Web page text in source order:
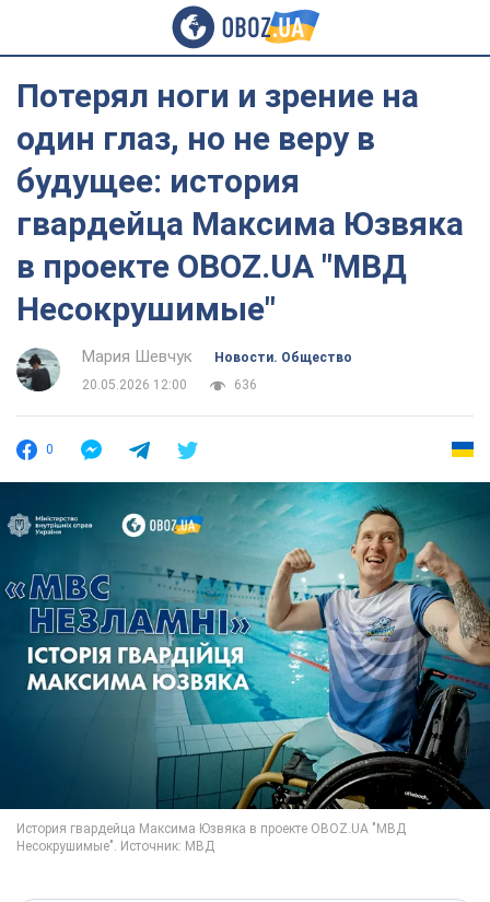
Потерял ноги и зрение на
один глаз, но не веру в
будущее: история
гвардейца Максима Юзвяка
в проекте OBOZ.UA "МВД
Несокрушимые"
Мария Шевчук
Новости. Общество
20.05.2026 12:00
636
0